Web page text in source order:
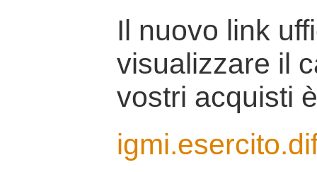
Il nuovo link
visualizzare il
vostri acquisti